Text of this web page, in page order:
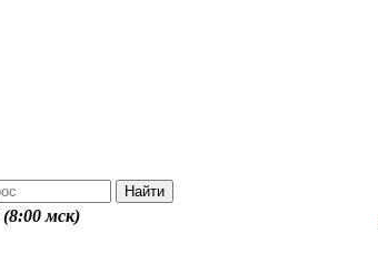
(8:00 мск)